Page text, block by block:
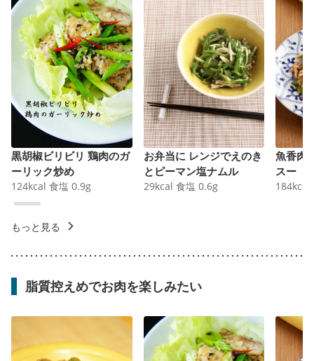
黒胡椒ビリビリ 鶏肉のガ
ーリック炒め
124kcal 食塩 0.9g
お弁当に レンジでえのき
とピーマン塩ナムル
29kcal 食塩 0.6g
魚香肉
スー
184kcal
もっと見る
脂質控えめでお肉を楽しみたい